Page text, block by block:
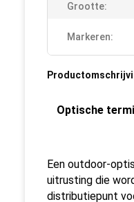
Grootte:
Markeren:
Optische
Een outdoor-
uitrusting die
distributiepunt